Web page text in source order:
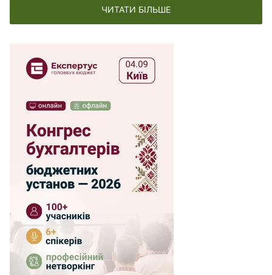
ЧИТАТИ БІЛЬШЕ